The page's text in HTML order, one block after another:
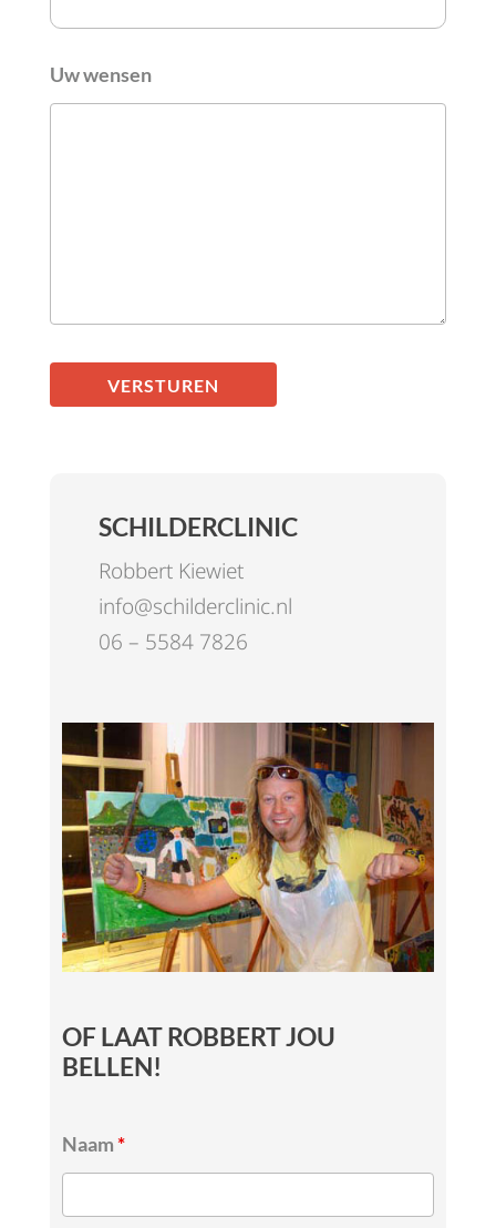
Uw wensen
SCHILDERCLINIC
Robbert Kiewiet
info@schilderclinic.nl
06 – 5584 7826
OF LAAT ROBBERT JOU
BELLEN!
Naam*